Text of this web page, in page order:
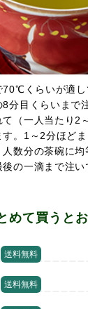
70℃くらいが適
分目くらいまで
（一人当たり2
。1～2分ほど
数分の茶碗に均
の一滴まで注い
めて買うと
送料無料
送料無料